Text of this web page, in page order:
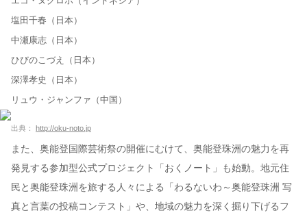
塩田千春（日本）
中瀬康志（日本）
ひびのこづえ（日本）
深澤孝史（日本）
リュウ・ジャンファ（中国）
出典： http://oku-noto.jp
また、奥能登国際芸術祭の開催にむけて、奥能登珠洲の魅力を再
発見する参加型公式プロジェクト「おくノート」も始動。地元住
民と奥能登珠洲を旅する人々による「わるないわ～奥能登珠洲 写
真と言葉の投稿コンテスト」や、地域の魅力を深く掘り下げるフ